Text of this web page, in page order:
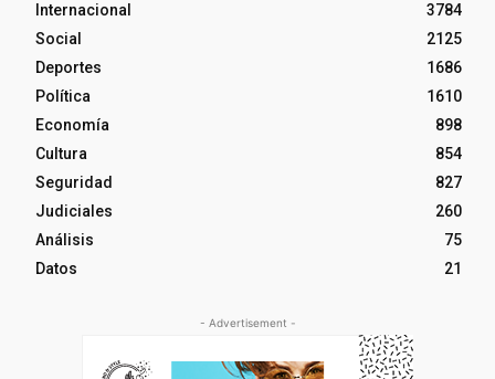
Internacional
3784
Social
2125
Deportes
1686
Política
1610
Economía
898
Cultura
854
Seguridad
827
Judiciales
260
Análisis
75
Datos
21
- Advertisement -